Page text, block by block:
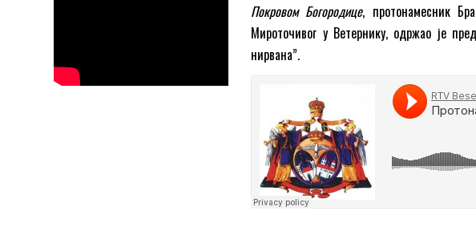
Покровом Богородице, протонамесник
Мироточивог у Ветернику, одржао је
нирвана”.